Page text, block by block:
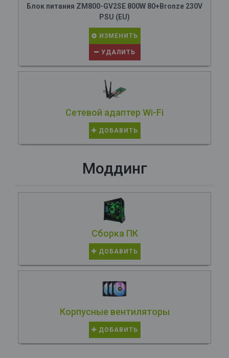
Блок питания ZM800-GV2SE 800W 80+Bronze 230V
PSU (EU)
ИЗМЕНИТЬ
УДАЛИТЬ
Сетевой адаптер Wi-Fi
ДОБАВИТЬ
Моддинг
Сборка ПК
ДОБАВИТЬ
Корпусные вентиляторы
ДОБАВИТЬ